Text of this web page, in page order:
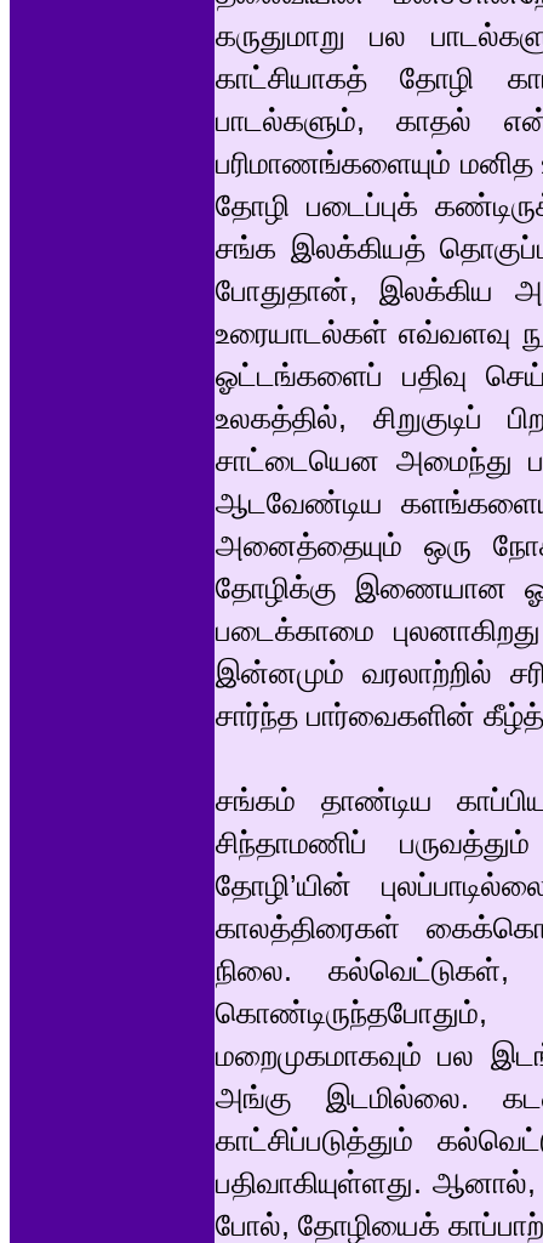
கருதுமாறு பல
காட்சியாகத் தோழி
பாடல்களும், காதல்
பரிமாணங்களையும்
தோழி படைப்புக்
சங்க இலக்கியத்
போதுதான், இலக்கிய
உரையாடல்கள் எவ்வளவு
ஓட்டங்களைப் பதிவு
உலகத்தில், சிறுகுடிப்
சாட்டையென அமைந்து
ஆடவேண்டிய
அனைத்தையும் ஒரு
தோழிக்கு இணையான
படைக்காமை
இன்னமும் வரலாற்றில்
சார்ந்த பார்வைகளின்
சங்கம் தாண்டிய
சிந்தாமணிப்
தோழி’யின்
காலத்திரைகள்
நிலை. கல்வெட்டுகள்,
மறைமுகமாகவும் பல
அங்கு இடமில்லை.
காட்சிப்படுத்தும்
பதிவாகியுள்ளது.
போல், தோழியைக்